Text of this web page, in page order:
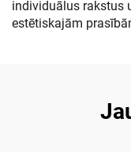
individuālus rakstus
estētiskajām